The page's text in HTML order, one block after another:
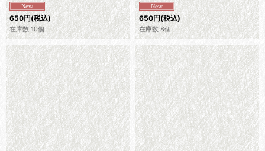
650円(税込)
在庫数 10個
650円(税込)
在庫数 8個